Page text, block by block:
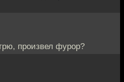
произвел фурор?